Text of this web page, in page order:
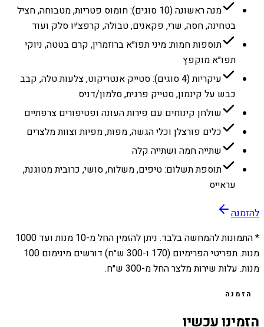
מנה ראשונה (10 סוגים): חומוס פטריות, מטבוחה, חציל
בטחינה, חסה, שרי, פקאנים, טבולה, קרפצ׳יו סלק ועוד
תוספות חמות: מיני תפו״א ברוזמרין, קרם בטטה, ניוקי
תפו״א מוקפץ
עיקריות (4 סוגים): סטייק אנטריקוט, צלעות טלה, קבב
כבש על קינמון, סטייק פרגית, סלמון/דניס
שולחן קינוחים עם פירות העונה ופטיפורים צרפתיים
כלים פורצלן וכלי הגשה, מפות, מפיות וצוות מלצרים
שתייה חמה ושתייה קלה
תוספת תשלום: טיפים, משלוח, סושי, כרובית מטוגנת,
עראייס
להזמנה
* התמונות להמחשה בלבד. ניתן להזמין החל מ-10 מנות ועד 1000
מנות. תפריטי הפרימיום (170 ו-300 ש״ח) דורשים מינימום 100
מנות. עלות שירות מלצר החל מ-300 ש״ח.
הזמנה
הזמינו עכשיו